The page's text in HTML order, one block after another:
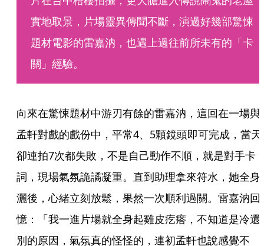
實地取景，片場靈異傳聞不斷，演過好幾部驚悚
題材電影的雷嘉汭，也遇上過往前所未有的「卡
關」經驗。
向來在驚悚題材中游刃有餘的雷嘉汭，這回在一場與
孟軒對戲的戲份中，平常4、5顆鏡頭即可完成，當天
卻連拍7次都失敗，不是自己動作不順，就是對手卡
詞，現場氣氛詭譎凝重。直到助理拿來符水，她全身
灑後，心緒立刻放鬆，果然一次順利過關。雷嘉汭回
憶：「我一進片場就全身起雞皮疙瘩，不知道是冷還
別的原因，氣氛真的怪怪的，連初孟軒也說感覺不